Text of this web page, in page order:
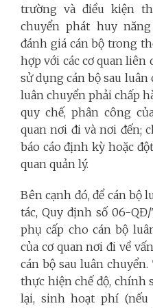
trường và điều kiện
chuyển phát huy
đánh giá cán bộ trong
hợp với các cơ quan liên
sử dụng cán bộ sau
luân chuyển phải chấp
quy chế, phân công
quan nơi đi và nơi đến;
báo cáo định kỳ hoặc
quan quản lý.
Bên cạnh đó, để cán bộ
tác, Quy định số 06-
phụ cấp cho cán bộ
của cơ quan nơi đi về
cán bộ sau luân
thực hiện chế độ, chính
lại, sinh hoạt phí